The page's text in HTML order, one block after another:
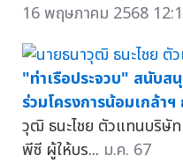
16 พฤษภาคม 2568
"ท่าเรือประจวบ" สนับส
ร่วมโครงการน้อมเกล้า
วุฒิ ธนะไชย ตัวแทนบริษั
พีซี ผู้ให้บร... ม.ค. 67